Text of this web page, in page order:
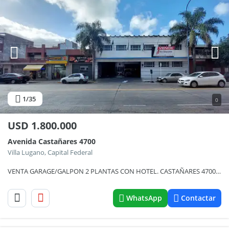
1/35 0
USD 1.800.000
Avenida Castañares 4700
Villa Lugano, Capital Federal
VENTA GARAGE/GALPON 2 PLANTAS CON HOTEL. CASTAÑARES 4700 VILLA LUGANO
WhatsApp Contactar